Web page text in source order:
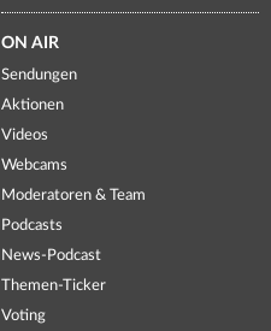
ON AIR
Sendungen
Aktionen
Videos
Webcams
Moderatoren & Team
Podcasts
News-Podcast
Themen-Ticker
Voting